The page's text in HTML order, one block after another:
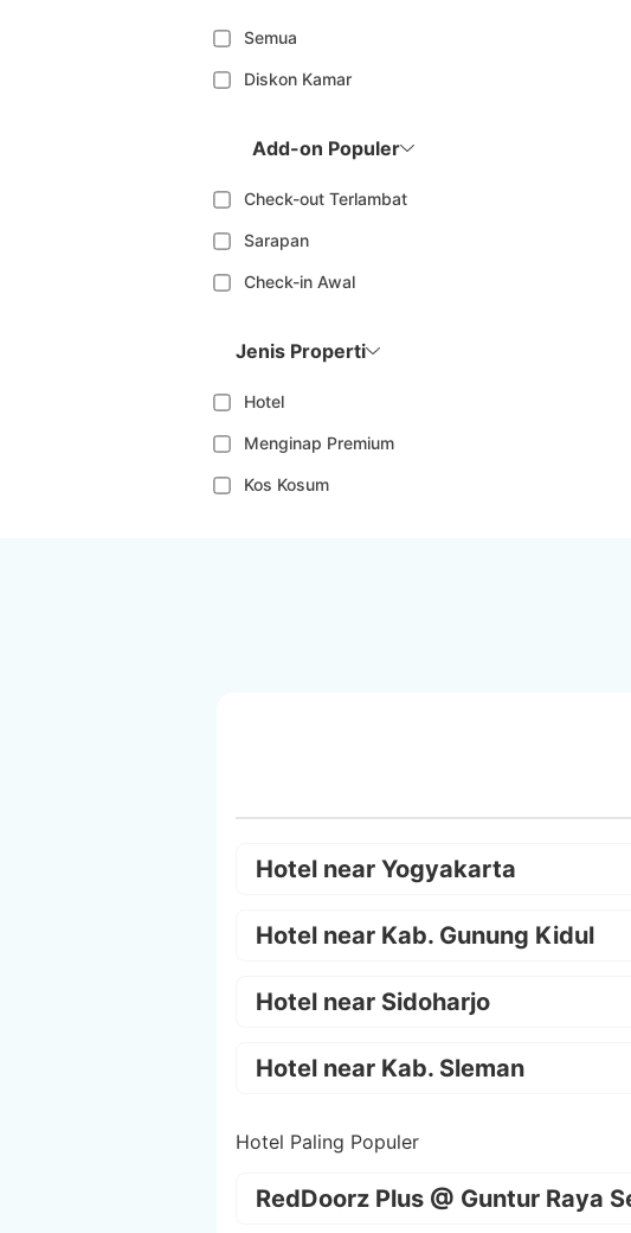
Semua
Diskon Kamar
Add-on Populer
Check-out Terlambat
Sarapan
Check-in Awal
Jenis Properti
Hotel
Menginap Premium
Kos Kosum
Hotel near Yogyakarta
Hotel near Kab. Gunung Kidul
Hotel near Sidoharjo
Hotel near Kab. Sleman
Hotel Paling Populer
RedDoorz Plus @ Guntur Raya